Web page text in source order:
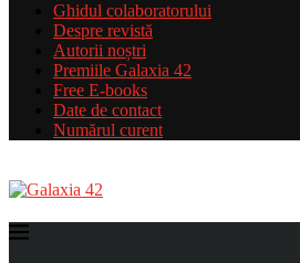
Ghidul colaboratorului
Despre revistă
Autorii noștri
Premiile Galaxia 42
Free E-books
Date de contact
Numărul curent